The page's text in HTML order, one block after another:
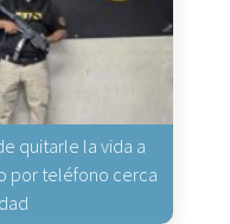
quitarle la vida a
por teléfono cerca